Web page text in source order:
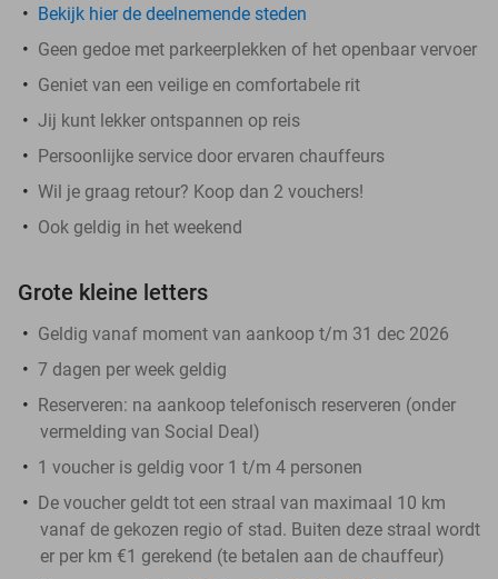
Bekijk hier de deelnemende steden
Geen gedoe met parkeerplekken of het openbaar vervoer
Geniet van een veilige en comfortabele rit
Jij kunt lekker ontspannen op reis
Persoonlijke service door ervaren chauffeurs
Wil je graag retour? Koop dan 2 vouchers!
Ook geldig in het weekend
Grote kleine letters
Geldig vanaf moment van aankoop t/m 31 dec 2026
7 dagen per week geldig
Reserveren: na aankoop telefonisch reserveren (onder
vermelding van Social Deal)
1 voucher is geldig voor 1 t/m 4 personen
De voucher geldt tot een straal van maximaal 10 km
vanaf de gekozen regio of stad. Buiten deze straal wordt
er per km €1 gerekend (te betalen aan de chauffeur)